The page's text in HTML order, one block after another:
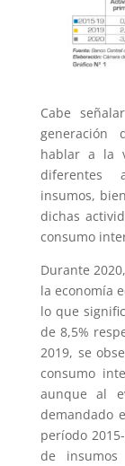
Cabe
generación
hablar a la
diferentes
insumos,
dichas
consumo
Durante
la economía
lo que
de 8,5%
2019, se
consumo
aunque al
demandado
período
de insumos